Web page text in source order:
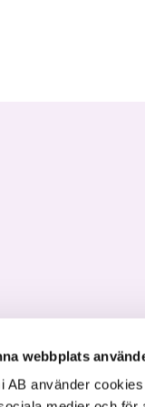
webbplats
AB använder